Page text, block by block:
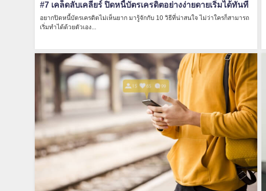
#7 เคล็ดลับเคลียร์ ปิดหนี้บัตรเครดิตอย่างง่ายดายเริ่มได้ทันที
อยากปิดหนี้บัตรเครดิตไม่เห็นยาก มารู้จักกับ 10 วิธีที่น่าสนใจ ไม่ว่าใครก็สามารถ
เริ่มทำได้ด้วยตัวเอง...